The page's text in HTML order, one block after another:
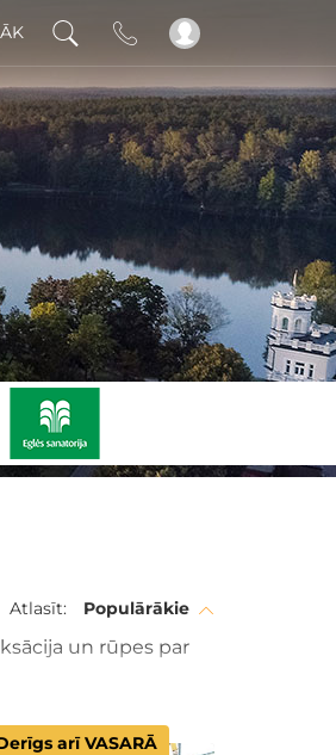
Atlasīt: Populārākie
un rūpes par
arī VASARĀ